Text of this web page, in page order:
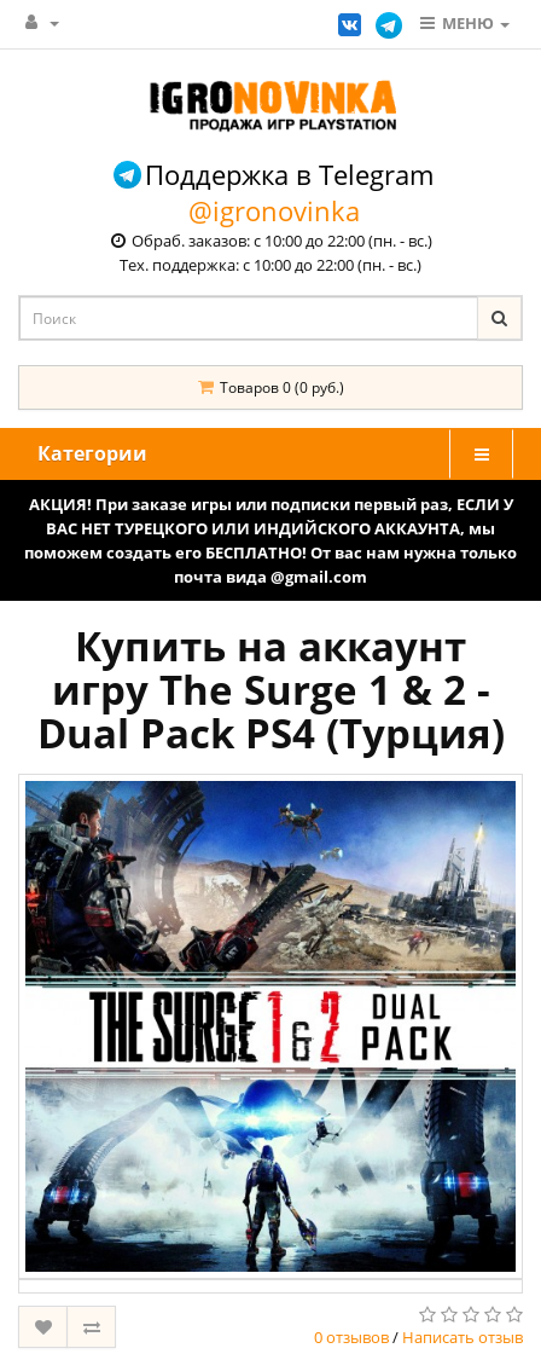
МЕНЮ
Поддержка в Telegram
@igronovinka
Обраб. заказов: с 10:00 до 22:00 (пн. - вс.)
Тех. поддержка: с 10:00 до 22:00 (пн. - вс.)
Товаров 0 (0 руб.)
Категории
АКЦИЯ! При заказе игры или подписки первый раз, ЕСЛИ У
ВАС НЕТ ТУРЕЦКОГО ИЛИ ИНДИЙСКОГО АККАУНТА, мы
поможем создать его БЕСПЛАТНО! От вас нам нужна только
почта вида @gmail.com
Купить на аккаунт
игру The Surge 1 & 2 -
Dual Pack PS4 (Турция)
0 отзывов/ Написать отзыв